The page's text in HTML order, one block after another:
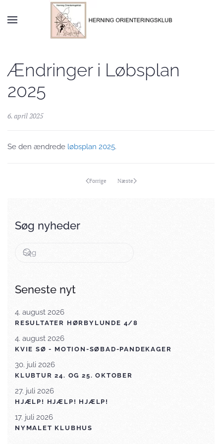
Skip to main content
Ændringer i Løbsplan
2025
6. april 2025
Se den ændrede løbsplan 2025.
Forrige Næste
Søg nyheder
Seneste nyt
4. august 2026
RESULTATER HØRBYLUNDE 4/8
4. august 2026
KVIE SØ - MOTION-SØBAD-PANDEKAGER
30. juli 2026
KLUBTUR 24. OG 25. OKTOBER
27. juli 2026
HJÆLP! HJÆLP! HJÆLP!
17. juli 2026
NYMALET KLUBHUS